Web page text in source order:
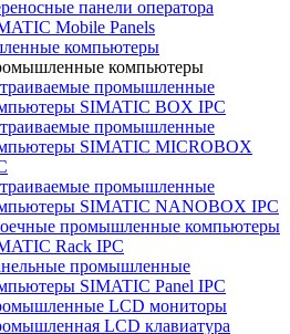
панели оператора
Mobile Panels
компьютеры
компьютеры
промышленные
SIMATIC BOX IPC
промышленные
SIMATIC MICROBOX
промышленные
SIMATIC NANOBOX IPC
промышленные компьютеры
Rack IPC
промышленные
SIMATIC Panel IPC
LCD мониторы
LCD клавиатура